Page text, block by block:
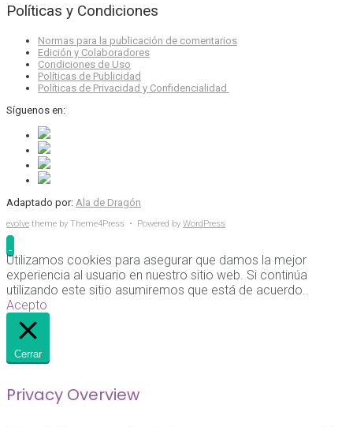
Políticas y Condiciones
Normas para la publicación de comentarios
Edición y Colaboradores
Condiciones de Uso
Políticas de Publicidad
Políticas de Privacidad y Confidencialidad
Síguenos en:
Adaptado por: Ala de Dragón
evolve theme by Theme4Press • Powered by WordPress
Utilizamos cookies para asegurar que damos la mejor
experiencia al usuario en nuestro sitio web. Si continúa
utilizando este sitio asumiremos que está de acuerdo..
Acepto
Cerrar
Privacy Overview